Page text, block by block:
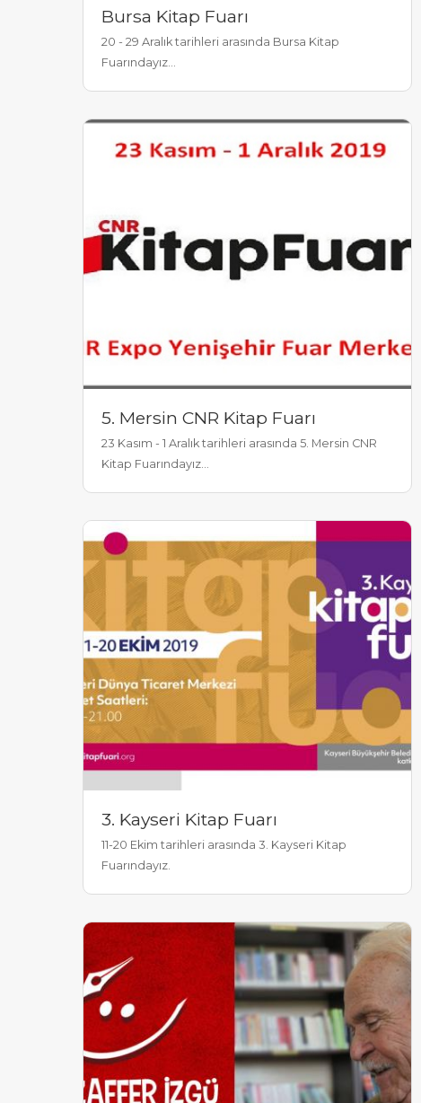
Bursa Kitap Fuarı
20 - 29 Aralık tarihleri arasında Bursa Kitap
Fuarındayız...
5. Mersin CNR Kitap Fuarı
23 Kasım - 1 Aralık tarihleri arasında 5. Mersin CNR
Kitap Fuarındayız...
3. Kayseri Kitap Fuarı
11-20 Ekim tarihleri arasında 3. Kayseri Kitap
Fuarındayız.